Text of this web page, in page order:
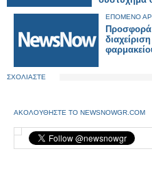
ΕΠΟΜΕΝΟ
Προσφορά
ΣΧΟΛΙΑΣΤΕ
ΑΚΟΛΟΥΘΗΣΤΕ ΤΟ NEWSNOWGR.COM